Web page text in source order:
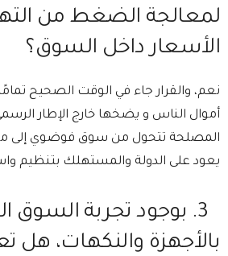
لمعالجة الضغط من
الأسعار داخل السوق؟
⁠نعم، والقرار جاء في الوقت الصحيح
أموال الناس و يضخها خارج الإطار
المصلحة تتحول من سوق فوضوي إلى
يعود على الدولة والمستهلك بتنظيم
3.⁠ ⁠بوجود تجربة السوق
بالأجهزة والنكهات، هل